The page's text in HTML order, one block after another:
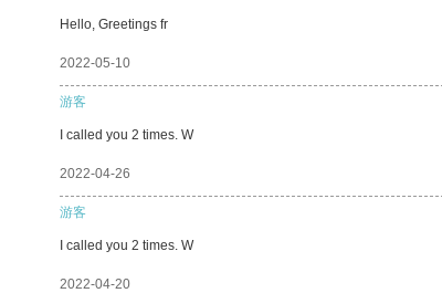
Hello, Greetings fr
2022-05-10
游客
I called you 2 times. W
2022-04-26
游客
I called you 2 times. W
2022-04-20